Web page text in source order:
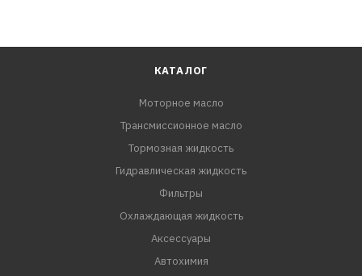
КАТАЛОГ
Моторное масло
Трансмиссионное масло
Тормозная жидкость
Гидравлическая жидкость
Фильтры
Охлаждающая жидкость
Аксессуары
Автохимия